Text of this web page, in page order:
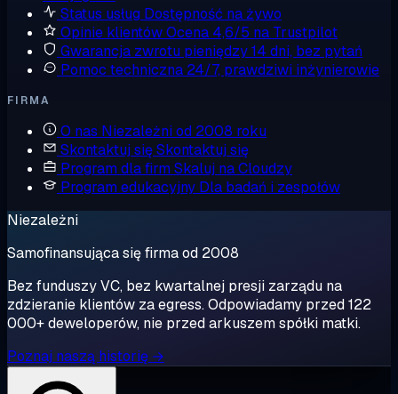
Status usług Dostępność na żywo
Opinie klientówOcena 4,6/5 na Trustpilot
Gwarancja zwrotu pieniędzy14 dni, bez pytań
Pomoc techniczna 24/7, prawdziwi inżynierowie
FIRMA
O nas Niezależni od 2008 roku
Skontaktuj sięSkontaktuj się
Program dla firm Skaluj na Cloudzy
Program edukacyjny Dla badań i zespołów
Niezależni
Samofinansująca się firma od 2008
Bez funduszy VC, bez kwartalnej presji zarządu na
zdzieranie klientów za egress. Odpowiadamy przed 122
000+ deweloperów, nie przed arkuszem spółki matki.
Poznaj naszą historię →